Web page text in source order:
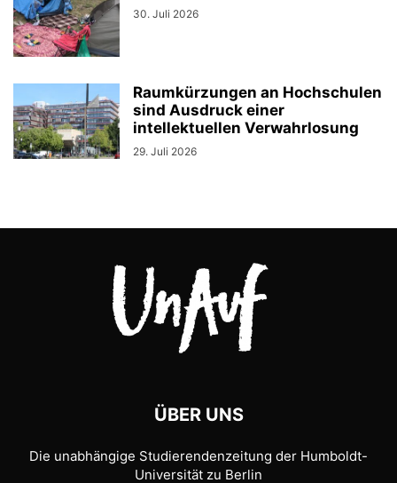
30. Juli 2026
Raumkürzungen an Hochschulen
sind Ausdruck einer
intellektuellen Verwahrlosung
29. Juli 2026
ÜBER UNS
Die unabhängige Studierendenzeitung der Humboldt-
Universität zu Berlin